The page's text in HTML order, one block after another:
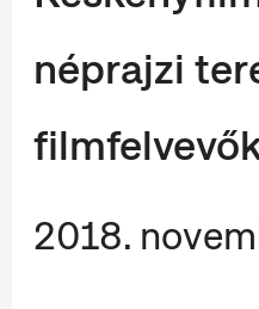
néprajzi
2018.